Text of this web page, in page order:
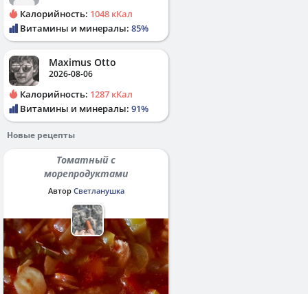
Калорийность: 1048 кКал
Витамины и минералы: 85%
Maximus Otto
2026-08-06
Калорийность: 1287 кКал
Витамины и минералы: 91%
Новые рецепты
Томатный с
морепродуктами
Автор Светланушка